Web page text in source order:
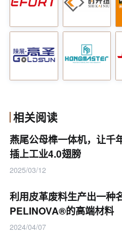
加工，拓宽了设计师的创
3. 提高产品的稳定性和耐
- 高频弯木机制作的弯曲
性和耐用性，能够经受住
- 高频加热技术能够使木材
合，增强了产品的结构强
4. 环保和可持续发展
- 高频弯木机采用电磁加
热方式，能够更高效地利
和环境污染。
相关阅读
燕尾公母榫一体机，让千
插上工业4.0翅膀
2025/03/12
利用皮革废料生产出一种
PELINOVA®的高端材料
2024/04/07